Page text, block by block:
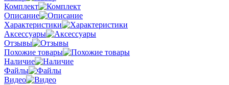
Комплект
Описание
Характеристики
Аксессуары
Отзывы
Похожие товары
Наличие
Файлы
Видео